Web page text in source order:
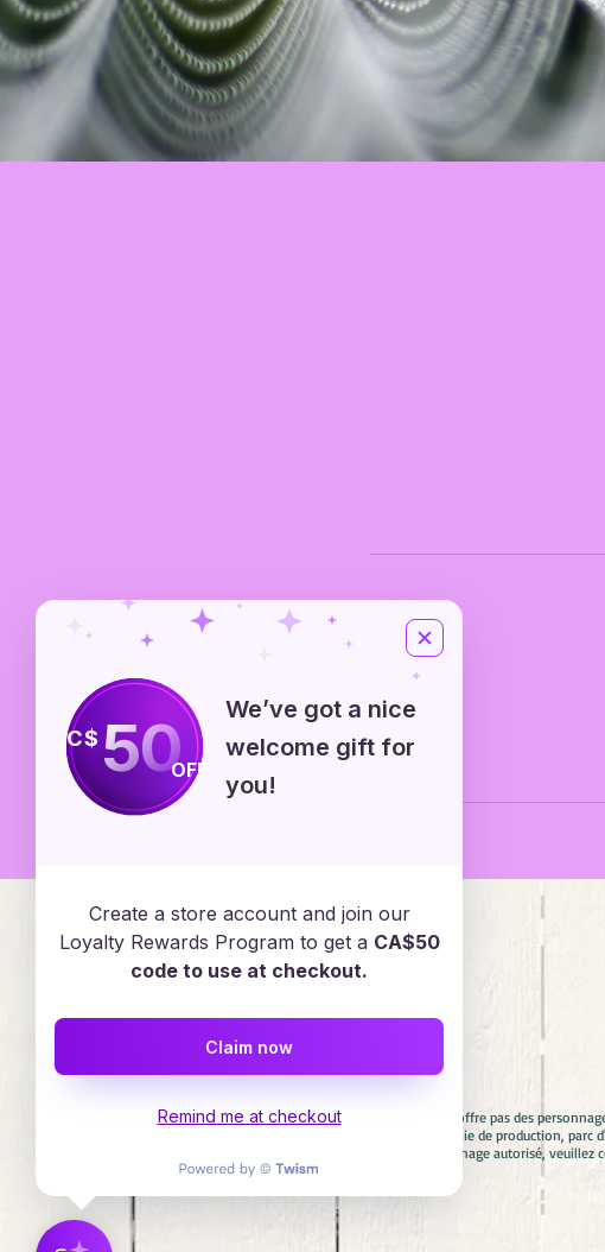
Emploi
Services en ligne
Avertissement : Diadèmes & Confettis n'offre pas des
aucun cas associés avec aucune compagnie de production,
involontaire. Si vous cherchez un personnage autorisé,
C$50OFF
We’ve got a nice
welcome gift for
you!
Create a store account and join our
Loyalty Rewards Program to get a CA$50
code to use at checkout.
Claim now
Remind me at checkout